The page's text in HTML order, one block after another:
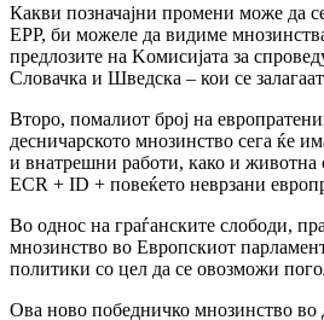
Какви позначајни промени може да
EPP, би можеле да видиме
предлозите на Kомисијата за
Словачка и Шведска – кои се
Второ, помалиот број на
десничарското мнозинство сега ќе
и внатрешни работи, како и животна
ECR + ID + повеќето неврзани
Во однос на граѓанските слободи,
мнозинство во Европскиот
политики со цел да се овозможи
Ова ново победничко мнозинство во